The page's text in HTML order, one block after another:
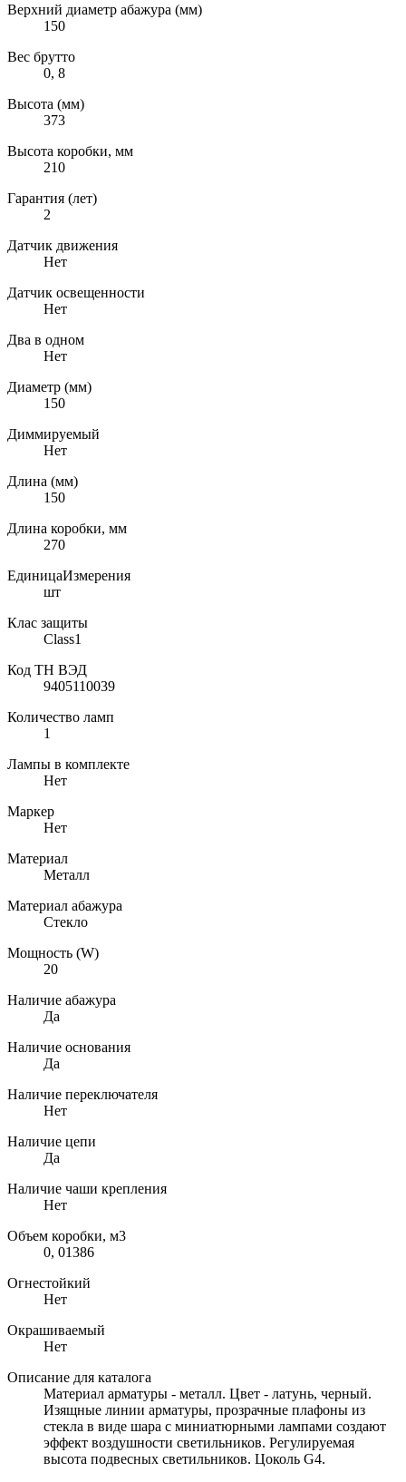
Верхний диаметр абажура (мм)
150
Вес брутто
0, 8
Высота (мм)
373
Высота коробки, мм
210
Гарантия (лет)
2
Датчик движения
Нет
Датчик освещенности
Нет
Два в одном
Нет
Диаметр (мм)
150
Диммируемый
Нет
Длина (мм)
150
Длина коробки, мм
270
ЕдиницаИзмерения
шт
Клас защиты
Class1
Код ТН ВЭД
9405110039
Количество ламп
1
Лампы в комплекте
Нет
Маркер
Нет
Материал
Металл
Материал абажура
Стекло
Мощность (W)
20
Наличие абажура
Да
Наличие основания
Да
Наличие переключателя
Нет
Наличие цепи
Да
Наличие чаши крепления
Нет
Объем коробки, м3
0, 01386
Огнестойкий
Нет
Окрашиваемый
Нет
Описание для каталога
Материал арматуры - металл. Цвет - латунь, черный.
Изящные линии арматуры, прозрачные плафоны из
стекла в виде шара с миниатюрными лампами создают
эффект воздушности светильников. Регулируемая
высота подвесных светильников. Цоколь G4.